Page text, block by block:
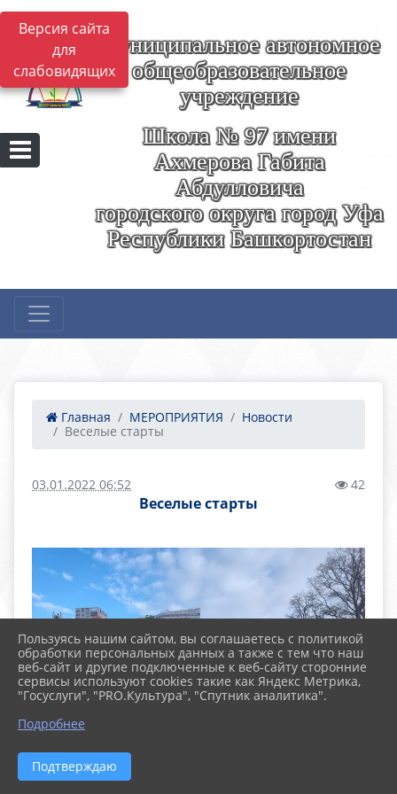
Версия сайта
для
слабовидящих
Муниципальное автономное
общеобразовательное
учреждение
Школа № 97 имени
Ахмерова Габита
Абдулловича
городского округа город Уфа
Республики Башкортостан
Главная МЕРОПРИЯТИЯ
Новости
Веселые старты
03.01.2022 06:52 42
Веселые старты
Пользуясь нашим сайтом, вы соглашаетесь с политикой
обработки персональных данных а также с тем что наш
веб-сайт и другие подключенные к веб-сайту сторонние
сервисы используют cookies такие как Яндекс Метрика,
"Госуслуги", "PRO.Культура", "Спутник аналитика".
Подробнее
Подтверждаю